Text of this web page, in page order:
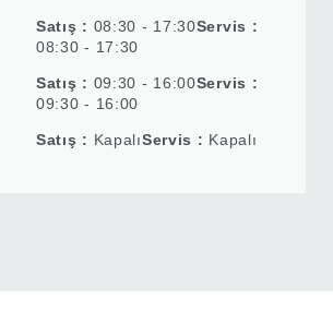
Satış : 08:30 - 17:30Servis :
08:30 - 17:30
Satış : 09:30 - 16:00Servis :
09:30 - 16:00
Satış : KapalıServis : Kapalı